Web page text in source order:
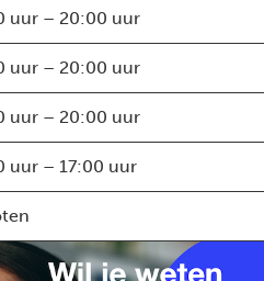
uur – 20:00 uur
uur – 20:00 uur
uur – 20:00 uur
uur – 17:00 uur